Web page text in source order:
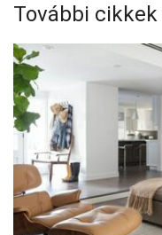
További cikkek